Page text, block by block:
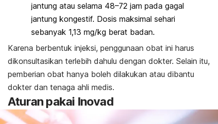
jantung atau selama 48–72 jam pada gagal
jantung kongestif. Dosis maksimal sehari
sebanyak 1,13 mg/kg berat badan.
Karena berbentuk injeksi, penggunaan obat ini harus
dikonsultasikan terlebih dahulu dengan dokter. Selain itu,
pemberian obat hanya boleh dilakukan atau dibantu
dokter dan tenaga ahli medis.
Aturan pakai Inovad